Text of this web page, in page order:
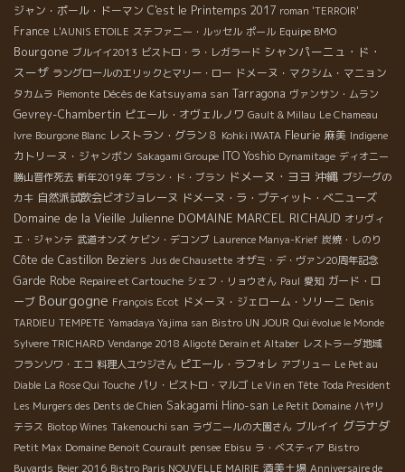
ジャン・ポール・ドーマン C'est le Printemps 2017 roman 'TERROIR'
France L'AUNIS ETOILE ステファニー・ルッセル ポール Equipe BMO
Bourgone ブルイイ2013 ビストロ・ラ・レガラード シャンパーニュ・ド・
スーザ ラングロールのエリックとマリー・ロー ドメーヌ・マクシム・マニョン
タカムラ Piemonte Décès de Katsuyama san Tarragona ヴァンサン・ムラン
Gevrey-Chambertin ピエール・オヴェルノワ Gault & Millau Le Chameau
Ivre Bourgone Blanc レストラン・グラン８ Kohki IWATA Fleurie 麻美 Indigene
カトリーヌ・ジャンボン Sakagami Groupe ITO Yoshio Dynamitage ディオニー
勝山晋作死去 新年2019年 ブラン・ド・ブラン ドメーヌ・ヨヨ 沖縄 ブジーグの
カキ 自然派試飲会ビオジョレーヌ ドメーヌ・ラ・プティット・べニューズ
Domaine de la Vieille Julienne DOMAINE MARCEL RICHAUD オリヴィ
エ・ジャンテ 武道オンズ ケビン・デコンブ Laurence Manya-Krief 炭焼・しのり
Côte de Castillon Beziers Jus de Chausette オザミ・デ・ヴァン20周年記念
Garde Robe Repaire et Cartouche シェフ・リョウさん Paul 愛知 ガード・ロ
ーブ Bourgogne François Ecot ドメーヌ・ジェローム・ソリーニ Denis
TARDIEU TEMPETE Yamadaya Yajima san Bistro UN JOUR Qui évolue le Monde
Sylvere TRICHARD Vendange 2018 Aligoté Derain et Altaber レストラーダ地域
フランソワ・エコ 料理人ユウジさん ピエール・ラフォレ アブリュー Le Pet au
Diable La Rose Qui Touche パリ・ビストロ・マルゴ Le Vin en Tête Toda President
Les Murgers des Dents de Chien Sakagami Hino-san Le Petit Domaine ハヤリ
テラス Biotop Wines Takenouchi san ラヴニールの大園さん ブルイイ グラナダ
Petit Max Domaine Benoit Courault pensee Ebisu ラ・ベスティア Bistro
Buvards Beier 2016 Bistro Paris NOUVELLE MAIRIE 酒美土場 Anniversaire de